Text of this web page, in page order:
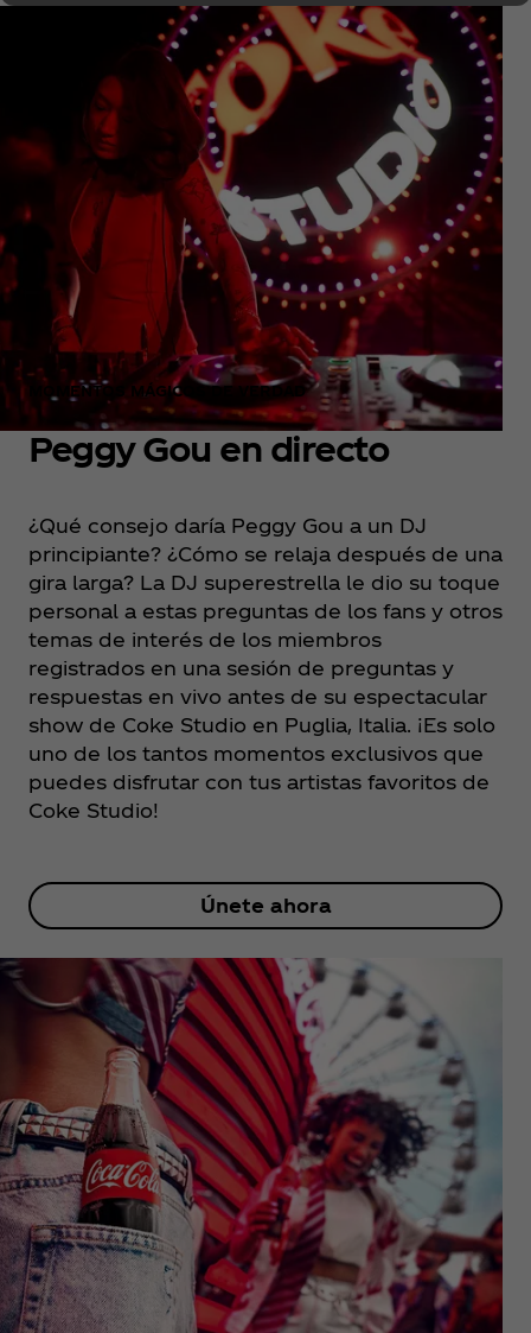
MOMENTOS MÁGICOS DE VERDAD
Peggy Gou en directo
¿Qué consejo daría Peggy Gou a un DJ
principiante? ¿Cómo se relaja después de una
gira larga? La DJ superestrella le dio su toque
personal a estas preguntas de los fans y otros
temas de interés de los miembros
registrados en una sesión de preguntas y
respuestas en vivo antes de su espectacular
show de Coke Studio en Puglia, Italia. ¡Es solo
uno de los tantos momentos exclusivos que
puedes disfrutar con tus artistas favoritos de
Coke Studio!
Únete ahora